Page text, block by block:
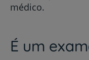
médico.
É um